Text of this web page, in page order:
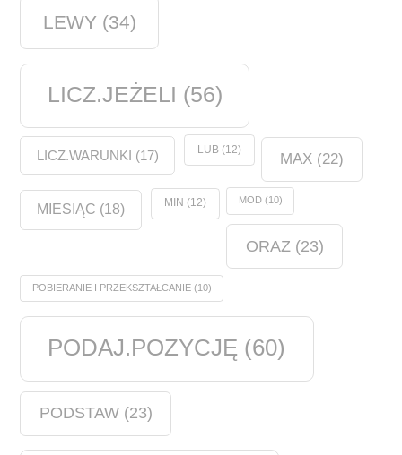
LEWY (34)
LICZ.JEŻELI (56)
LICZ.WARUNKI (17) LUB(12)
MAX(22)
MIESIĄC (18) MIN (12) MOD(10)
ORAZ (23)
POBIERANIE I PRZEKSZTAŁCANIE(10)
PODAJ.POZYCJĘ (60)
PODSTAW(23)